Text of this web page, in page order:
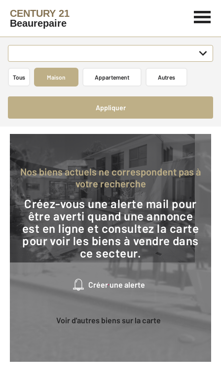
CENTURY 21
Beaurepaire
Tous Maison Appartement Autres
Appliquer
Nos biens actuels ne correspondent pas à
votre recherche
Créez-vous une alerte mail pour
être averti quand une annonce
est en ligne et consultez la carte
pour voir les biens à vendre dans
ce secteur.
Créer une alerte
Voir d'autres biens sur la carte